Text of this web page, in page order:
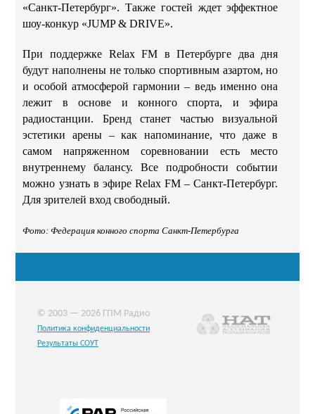
«Санкт‑Петербург». Также гостей ждет эффектное
шоу‑конкур «JUMP & DRIVE».
При поддержке Relax FM в Петербурге два дня
будут наполнены не только спортивным азартом, но
и особой атмосферой гармонии – ведь именно она
лежит в основе и конного спорта, и эфира
радиостанции. Бренд станет частью визуальной
эстетики арены – как напоминание, что даже в
самом напряженном соревновании есть место
внутреннему балансу. Все подробности событии
можно узнать в эфире Relax FM – Санкт‑Петербург.
Для зрителей вход свободный.
Фото: Федерация конного спорта Санкт-Петербурга
© 2003 — 2026 ГПМ Радио
Политика конфиденциальности
Результаты СОУТ